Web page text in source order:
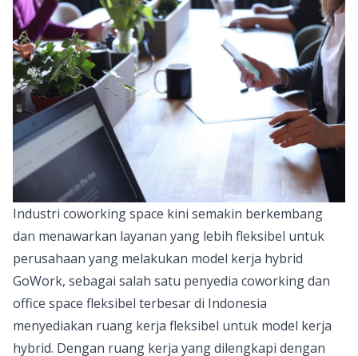
Industri coworking space kini semakin berkembang
dan menawarkan layanan yang lebih fleksibel untuk
perusahaan yang melakukan model kerja hybrid
GoWork, sebagai salah satu penyedia coworking dan
office space fleksibel terbesar di Indonesia
menyediakan ruang kerja fleksibel untuk model kerja
hybrid. Dengan ruang kerja yang dilengkapi dengan